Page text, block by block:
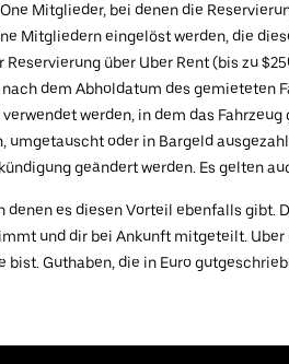
Mitglieder, bei denen die
Mitgliedern eingelöst werden, die
über Uber Rent (bis zu
dem Abholdatum des
werden, in dem das
oder in Bargeld
geändert werden. Es gelten
es diesen Vorteil ebenfalls
und dir bei Ankunft mitgeteilt.
Guthaben, die in Euro